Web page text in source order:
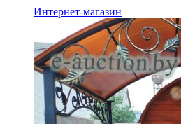
Интернет-магазин